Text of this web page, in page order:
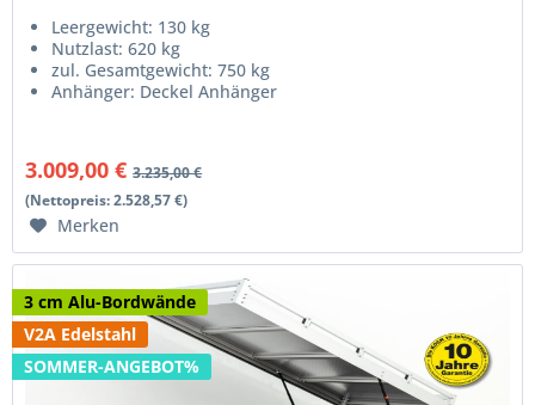
Leergewicht: 130 kg
Nutzlast: 620 kg
zul. Gesamtgewicht: 750 kg
Anhänger: Deckel Anhänger
3.009,00 € 3.235,00 €
(Nettopreis: 2.528,57 €)
Merken
3 cm Alu-Bordwände
V2A Edelstahl
SOMMER-ANGEBOT%